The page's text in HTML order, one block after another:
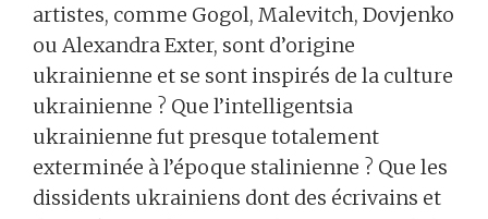
artistes, comme Gogol, Malevitch, Dovjenko
ou Alexandra Exter, sont d’origine
ukrainienne et se sont inspirés de la culture
ukrainienne ? Que l’intelligentsia
ukrainienne fut presque totalement
exterminée à l’époque stalinienne ? Que les
dissidents ukrainiens dont des écrivains et